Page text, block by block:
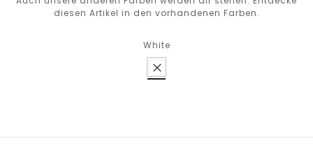
diesen Artikel in den vorhandenen Farben.
White